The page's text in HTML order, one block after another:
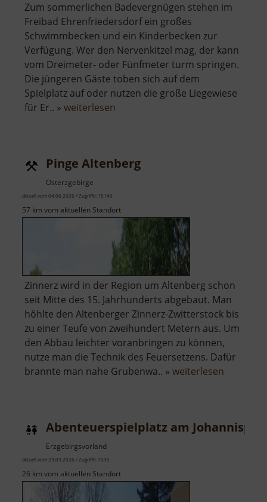
Zum sommerlichen Badevergnügen stehen im
Freibad Ehrenfriedersdorf ein großes
Schwimmbecken und ein Kinderbecken zur
Verfügung. Wer den Nervenkitzel mag, der kann
vom Dreimeter- oder Fünfmeter turm springen.
Die jüngeren Gäste toben sich auf dem
Spielplatz auf oder nutzen die große Liegewiese
für Er.. » weiterlesen
Pinge Altenberg
Osterzgebirge
aktuell vom 04.06.2026 / Zugriffe: 15140
57 km vom aktuellen Standort
Zinnerz wird in der Region um Altenberg schon
seit Mitte des 15. Jahrhunderts abgebaut. Man
höhlte den Altenberger Zinnerz-Zwitterstock bis
zu einer Teufe von zweihundert Metern aus. Um
den Abbau leichter voranbringen zu können,
nutze man die Technik des Feuersetzens. Dafür
brannte man nahe Grubenwa.. » weiterlesen
Abenteuerspielplatz am
Erzgebirgsvorland
aktuell vom 23.03.2026 / Zugriffe: 7035
26 km vom aktuellen Standort